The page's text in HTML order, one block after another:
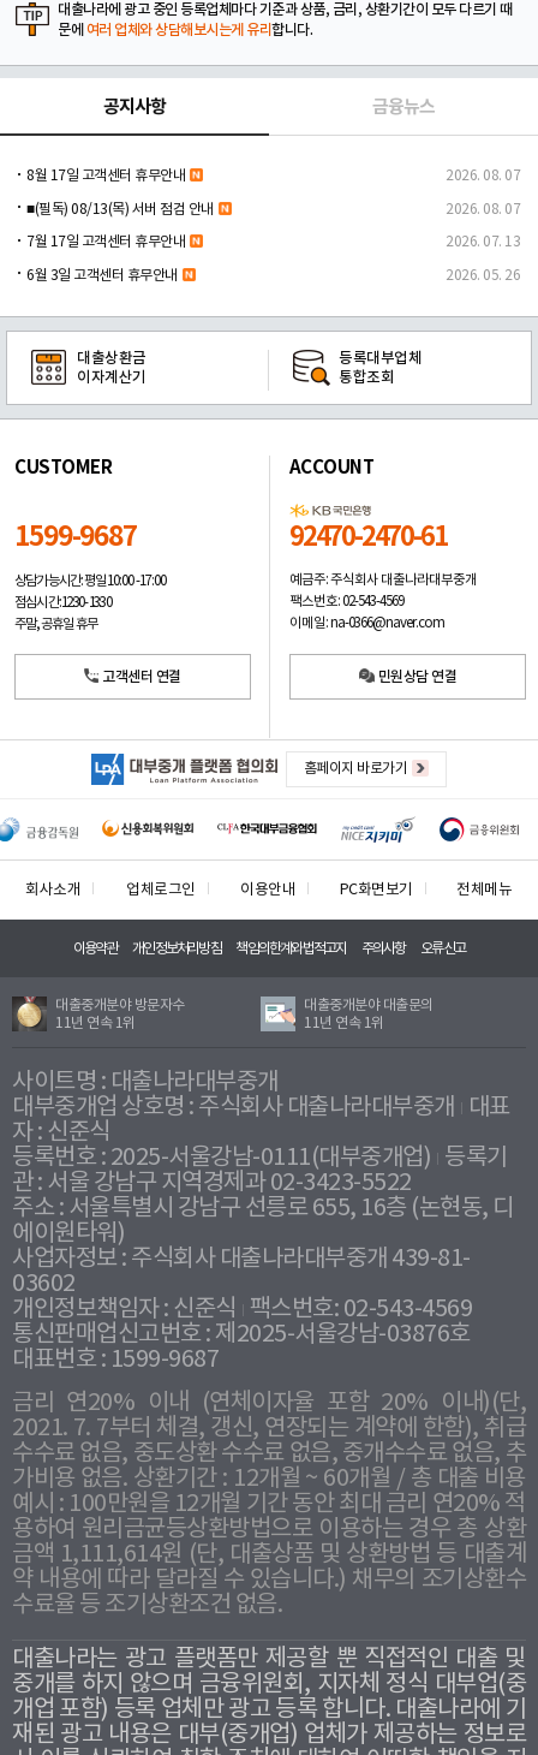
대출나라에 광고 중인 등록업체마다 기준과 상품, 금리, 상환기간이 모두 다르기 때
문에 여러 업체와 상담해보시는게 유리합니다.
공지사항 금융뉴스
8월 17일 고객센터 휴무안내 2026. 08. 07
■(필독) 08/13(목) 서버 점검 안내 2026. 08. 07
7월 17일 고객센터 휴무안내 2026. 07. 13
6월 3일 고객센터 휴무안내 2026. 05. 26
대출상환금
이자계산기
등록대부업체
통합조회
CUSTOMER
1599-9687
상담가능시간: 평일10:00 -17:00
점심시간: 12:30 - 13:30
주말, 공휴일 휴무
고객센터 연결
ACCOUNT
92470-2470-61
예금주: 주식회사 대출나라대부중개
팩스번호: 02-543-4569
이메일: na-0366@naver.com
민원상담 연결
홈페이지 바로가기
회사소개 업체로그인 이용안내 PC화면보기 전체메뉴
이용약관 개인정보처리방침 책임의한계와법적고지 주의사항 오류신고
대출중개분야 방문자수
11년 연속 1위
대출중개분야 대출문의
11년 연속 1위
사이트명 : 대출나라대부중개
대부중개업 상호명 : 주식회사 대출나라대부중개
대표
자 : 신준식
등록번호 : 2025-서울강남-0111(대부중개업) 등록기
관 : 서울 강남구 지역경제과 02-3423-5522
주소 : 서울특별시 강남구 선릉로 655, 16층 (논현동, 디
에이원타워)
사업자정보 : 주식회사 대출나라대부중개 439-81-
03602
개인정보책임자 : 신준식
팩스번호: 02-543-4569
통신판매업신고번호 : 제2025-서울강남-03876호
대표번호 : 1599-9687
금리 연20% 이내 (연체이자율 포함 20% 이내)(단,
2021. 7. 7부터 체결, 갱신, 연장되는 계약에 한함), 취급
수수료 없음, 중도상환 수수료 없음, 중개수수료 없음, 추
가비용 없음. 상환기간 : 12개월 ~ 60개월 / 총 대출 비용
예시 : 100만원을 12개월 기간 동안 최대 금리 연20% 적
용하여 원리금균등상환방법으로 이용하는 경우 총 상환
금액 1,111,614원 (단, 대출상품 및 상환방법 등 대출계
약 내용에 따라 달라질 수 있습니다.) 채무의 조기상환수
수료율 등 조기상환조건 없음.
대출나라는 광고 플랫폼만 제공할 뿐 직접적인 대출 및
중개를 하지 않으며 금융위원회, 지자체 정식 대부업(중
개업 포함) 등록 업체만 광고 등록 합니다. 대출나라에 기
재된 광고 내용은 대부(중개업) 업체가 제공하는 정보로